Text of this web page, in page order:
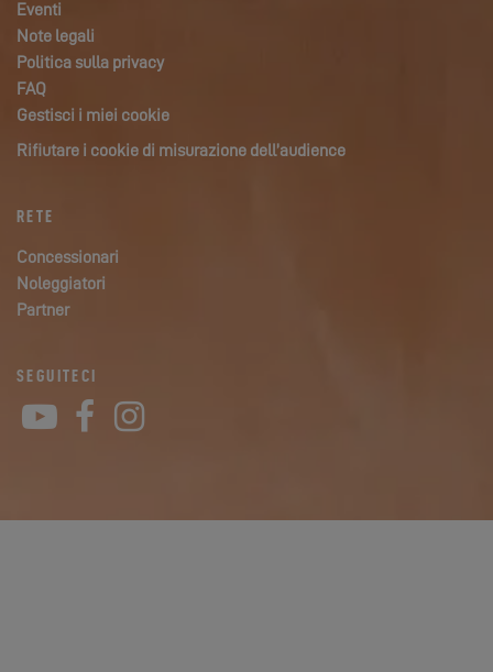
Eventi
Note legali
Politica sulla privacy
FAQ
Gestisci i miei cookie
Rifiutare i cookie di misurazione dell’audience
RETE
Concessionari
Noleggiatori
Partner
SEGUITECI
YouTube
Facebook
Instagram